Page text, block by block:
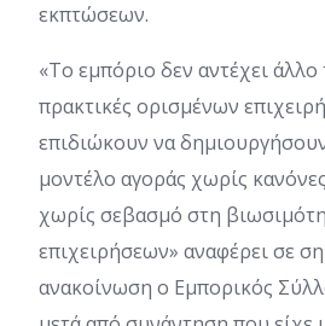
εκπτώσεων.
«Το εμπόριο δεν αντέχει άλλο
πρακτικές ορισμένων
επιδιώκουν να
μοντέλο αγοράς χωρίς
χωρίς σεβασμό στη
επιχειρήσεων» αναφέρει σε
ανακοίνωση ο Εμπορικός